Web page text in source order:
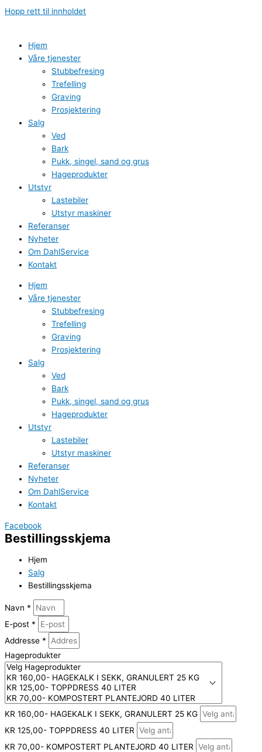
Hopp rett til innholdet
Hjem
Våre tjenester
Stubbefresing
Trefelling
Graving
Prosjektering
Salg
Ved
Bark
Pukk, singel, sand og grus
Hageprodukter
Utstyr
Lastebiler
Utstyr maskiner
Referanser
Nyheter
Om DahlService
Kontakt
Hjem
Våre tjenester
Stubbefresing
Trefelling
Graving
Prosjektering
Salg
Ved
Bark
Pukk, singel, sand og grus
Hageprodukter
Utstyr
Lastebiler
Utstyr maskiner
Referanser
Nyheter
Om DahlService
Kontakt
Facebook
Bestillingsskjema
Hjem
Salg
Bestillingsskjema
Navn *
E-post *
Addresse *
Hageprodukter
KR 160,00- HAGEKALK I SEKK, GRANULERT 25 KG
KR 125,00- TOPPDRESS 40 LITER
KR 70,00- KOMPOSTERT PLANTEJORD 40 LITER